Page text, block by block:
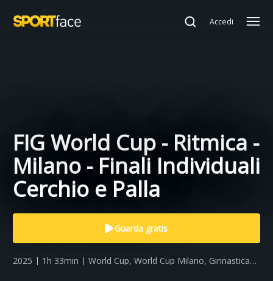
Accedi
FIG World Cup - Ritmica -
Milano - Finali Individuali
Cerchio e Palla
Guarda gratis
2025 | 1h 33min | World Cup, World Cup Milano, Ginnastica